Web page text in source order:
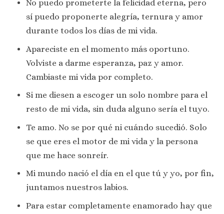
No puedo prometerte la felicidad eterna, pero
sí puedo proponerte alegría, ternura y amor
durante todos los días de mi vida.
Apareciste en el momento más oportuno.
Volviste a darme esperanza, paz y amor.
Cambiaste mi vida por completo.
Si me diesen a escoger un solo nombre para el
resto de mi vida, sin duda alguno sería el tuyo.
Te amo. No se por qué ni cuándo sucedió. Solo
se que eres el motor de mi vida y la persona
que me hace sonreír.
Mi mundo nació el día en el que tú y yo, por fin,
juntamos nuestros labios.
Para estar completamente enamorado hay que